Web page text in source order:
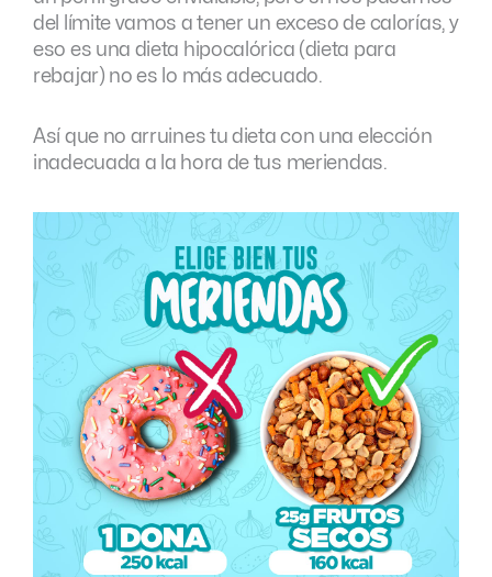
del límite vamos a tener un exceso de calorías, y
eso es una dieta hipocalórica (dieta para
rebajar) no es lo más adecuado.
Así que no arruines tu dieta con una elección
inadecuada a la hora de tus meriendas.